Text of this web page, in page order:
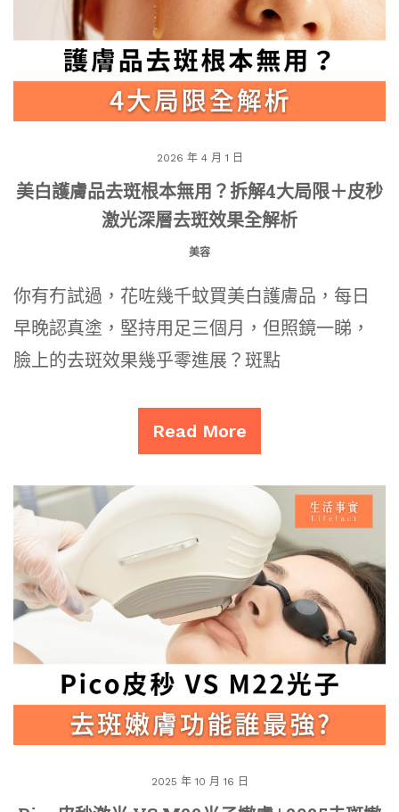
2026 年 4 月 1 日
美白護膚品去斑根本無用？拆解4大局限＋皮秒
激光深層去斑效果全解析
美容
你有冇試過，花咗幾千蚊買美白護膚品，每日
早晚認真塗，堅持用足三個月，但照鏡一睇，
臉上的去斑效果幾乎零進展？斑點
Read More
2025 年 10 月 16 日